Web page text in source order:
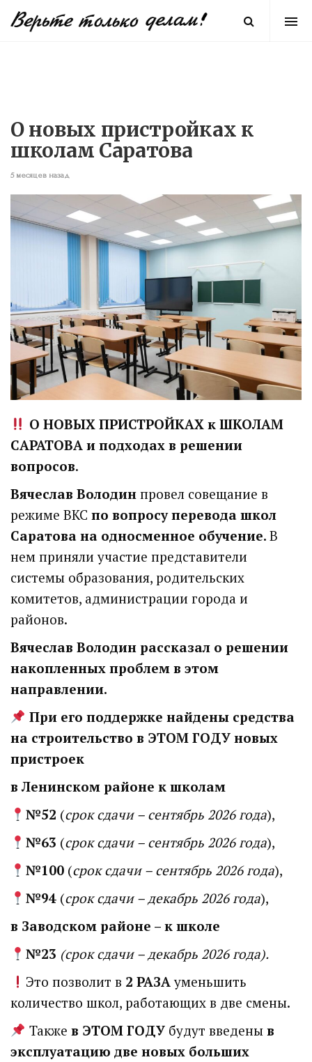
О новых пристройках к
школам Саратова
5 месяцев назад
О НОВЫХ ПРИСТРОЙКАХ к ШКОЛАМ
САРАТОВА и подходах в решении
вопросов.
Вячеслав Володин провел совещание в
режиме ВКС по вопросу перевода школ
Саратова на односменное обучение. В
нем приняли участие представители
системы образования, родительских
комитетов, администрации города и
районов.
Вячеслав Володин рассказал о решении
накопленных проблем в этом
направлении.
При его поддержке найдены средства
на строительство в ЭТОМ ГОДУ новых
пристроек
в Ленинском районе к школам
№52 (срок сдачи – сентябрь 2026 года),
№63 (срок сдачи – сентябрь 2026 года),
№100 (срок сдачи – сентябрь 2026 года),
№94 (срок сдачи – декабрь 2026 года),
в Заводском районе – к школе
№23 (срок сдачи – декабрь 2026 года).
Это позволит в 2 РАЗАуменьшить
количество школ, работающих в две смены.
Также в ЭТОМ ГОДУбудут введены в
эксплуатацию две новых больших